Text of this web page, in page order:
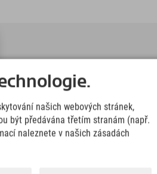
našich webových stránek,
být předávána třetím stranám (např.
naleznete v našich zásadách